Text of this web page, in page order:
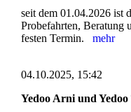
seit dem 01.04.2026 ist
Probefahrten, Beratung
festen Termin. mehr
04.10.2025, 15:42
Yedoo Arni und